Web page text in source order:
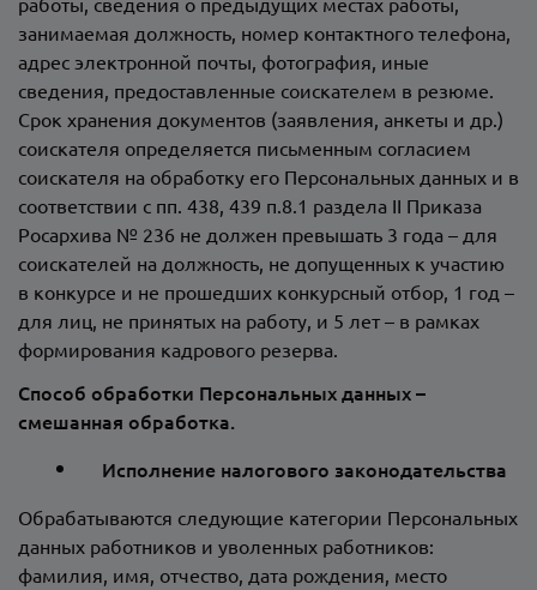
занимаемая должность, номер контактного телефона,
адрес электронной почты, фотография, иные
сведения, предоставленные соискателем в резюме.
Срок хранения документов (заявления, анкеты и др.)
соискателя определяется письменным согласием
соискателя на обработку его Персональных данных и в
соответствии с пп. 438, 439 п.8.1 раздела II Приказа
Росархива № 236 не должен превышать 3 года – для
соискателей на должность, не допущенных к участию
в конкурсе и не прошедших конкурсный отбор, 1 год –
для лиц, не принятых на работу, и 5 лет – в рамках
формирования кадрового резерва.
Способ обработки Персональных данных –
смешанная обработка.
Исполнение налогового законодательства
Обрабатываются следующие категории Персональных
данных работников и уволенных работников:
фамилия, имя, отчество, дата рождения, место